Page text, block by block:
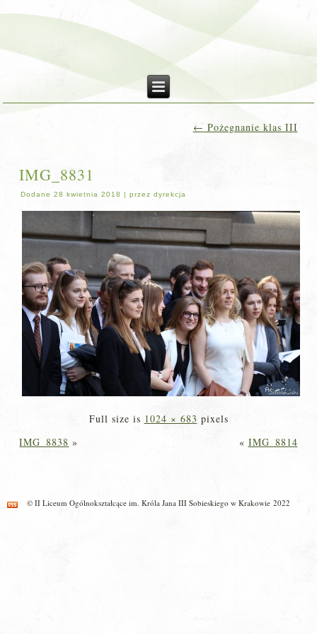
← Pożegnanie klas III
IMG_8831
Dodane 28 kwietnia 2018 |przez dyrekcja
Full size is 1024 × 683 pixels
IMG_8838 » « IMG_8814
© II Liceum Ogólnokształcące im. Króla Jana III Sobieskiego w Krakowie 2022